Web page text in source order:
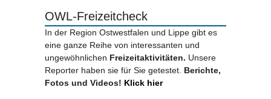
OWL-Freizeitcheck
In der Region Ostwestfalen und Lippe gibt es
eine ganze Reihe von interessanten und
ungewöhnlichen Freizeitaktivitäten. Unsere
Reporter haben sie für Sie getestet. Berichte,
Fotos und Videos! Klick hier